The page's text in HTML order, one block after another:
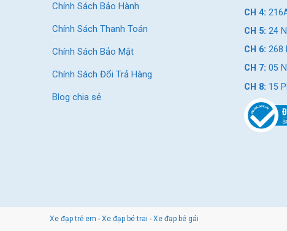
Ghi đông dạng cong cổ điển
Chính Sách Bảo Hành
Chính Sách Thanh Toán
Chính Sách Bảo Mật
Chính Sách Đổi Trả Hàng
Blog chia sẻ
CH 4:
CH 5: 24
CH 6: 268
CH 7: 05
CH 8: 15
Xe đạp trẻ em - Xe đạp bé trai - Xe đạp bé gái